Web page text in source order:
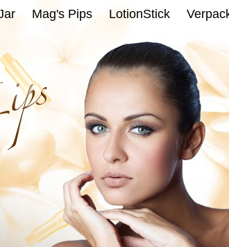
Mag's Pips LotionStick